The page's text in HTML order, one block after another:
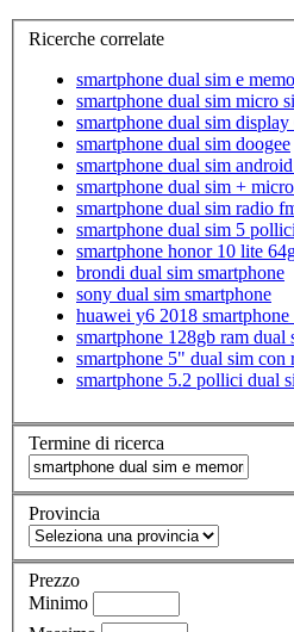
Ricerche correlate
smartphone dual sim e
smartphone dual sim micro
smartphone dual sim
smartphone dual sim doogee
smartphone dual sim
smartphone dual sim +
smartphone dual sim radio
smartphone dual sim 5 pollici
smartphone honor 10 lite
brondi dual sim smartphone
sony dual sim smartphone
huawei y6 2018
smartphone 128gb ram dual
smartphone 5" dual sim con
smartphone 5.2 pollici dual
Termine di ricerca
Provincia
Prezzo
Minimo